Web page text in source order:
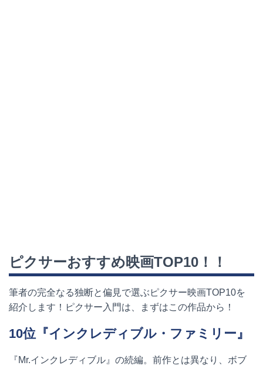
ピクサーおすすめ映画TOP10 ！！
筆者の完全なる独断と偏見で選ぶピクサー映画TOP10を
紹介します！ピクサー入門は、まずはこの作品から！
10位『インクレディブル・ファミリー』
『Mr.インクレディブル』の続編。前作とは異なり、ボブ